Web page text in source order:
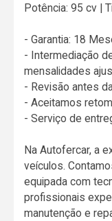
Potência: 95 cv |
- Garantia: 18
- Intermediação
mensalidades
- Revisão antes
- Aceitamos
- Serviço de
Na Autofercar, a
veículos.
equipada com
profissionais
manutenção e